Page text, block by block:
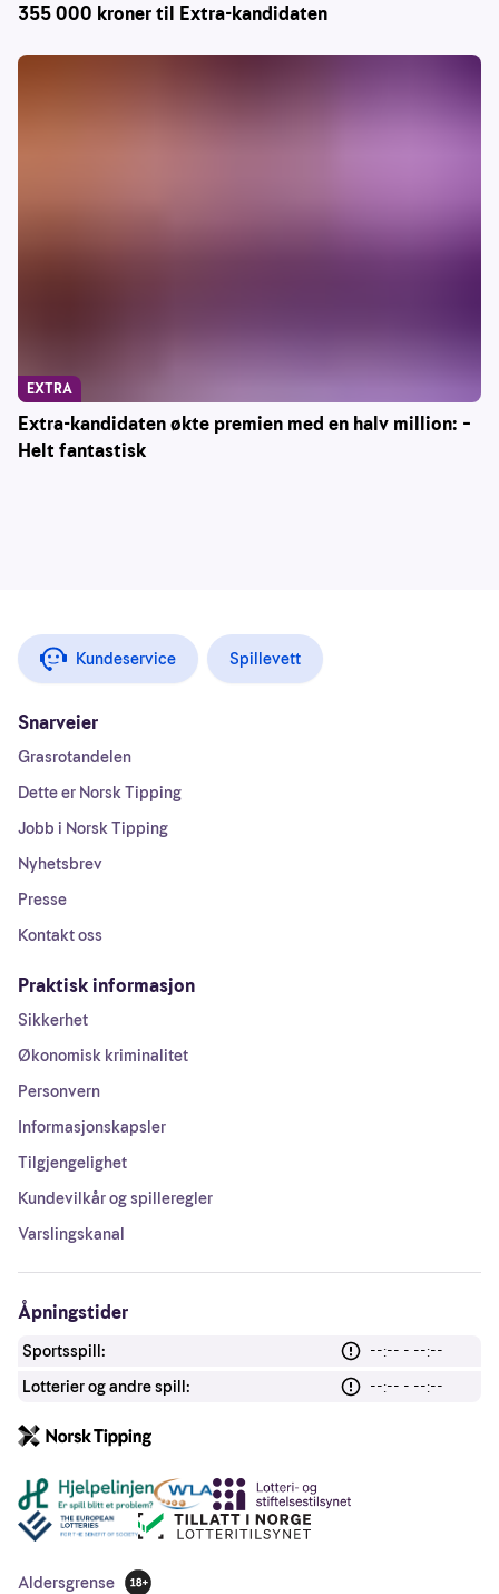
355 000 kroner til Extra-kandidaten
Extra-kandidaten økte premien med en halv million: –
Helt fantastisk
EXTRA
Kundeservice Spillevett
Snarveier
Grasrotandelen
Dette er Norsk Tipping
Jobb i Norsk Tipping
Nyhetsbrev
Presse
Kontakt oss
Praktisk informasjon
Sikkerhet
Økonomisk kriminalitet
Personvern
Informasjonskapsler
Tilgjengelighet
Kundevilkår og spilleregler
Varslingskanal
Åpningstider
Sportsspill:
--:-- - --:--
Lotterier og andre spill:
--:-- - --:--
Andre lenker
Aldersgrense